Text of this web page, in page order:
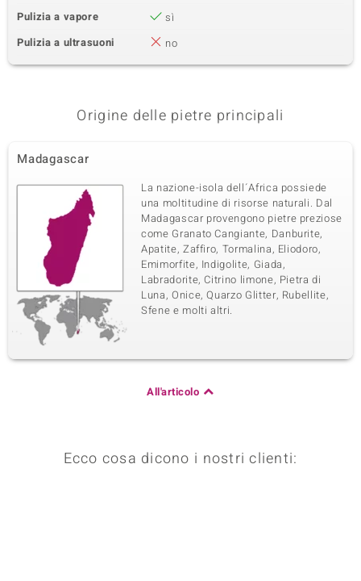
Pulizia a vapore
sì
Pulizia a ultrasuoni
no
Origine delle pietre principali
Madagascar
La nazione-isola dell´Africa possiede
una moltitudine di risorse naturali. Dal
Madagascar provengono pietre preziose
come Granato Cangiante, Danburite,
Apatite, Zaffiro, Tormalina, Eliodoro,
Emimorfite, Indigolite, Giada,
Labradorite, Citrino limone, Pietra di
Luna, Onice, Quarzo Glitter, Rubellite,
Sfene e molti altri.
All'articolo
Ecco cosa dicono i nostri clienti: